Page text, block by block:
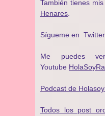
También tienes
Henares
Sígueme en Twitter
Me puedes
Youtube
Podcast de
Todos los post